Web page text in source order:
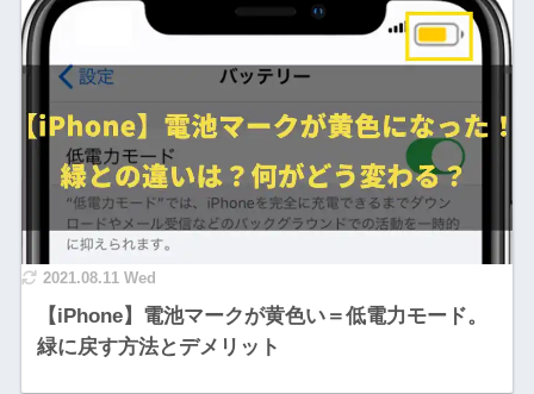
2021.08.11 Wed
【iPhone】電池マークが黄色い＝低電力モード。
緑に戻す方法とデメリット